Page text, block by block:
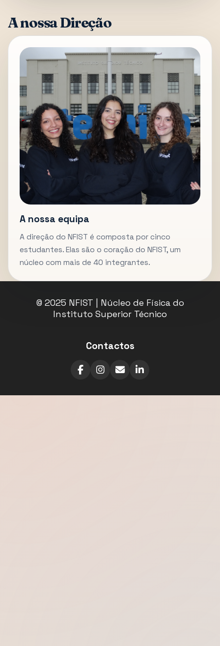
A nossa Direção
A nossa equipa
A direção do NFIST é composta por cinco
estudantes. Elas são o coração do NFIST, um
núcleo com mais de 40 integrantes.
© 2025 NFIST | Núcleo de Física do
Instituto Superior Técnico
Contactos